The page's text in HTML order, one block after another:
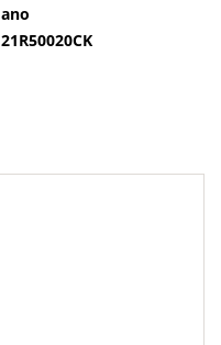
ano
21R50020CK